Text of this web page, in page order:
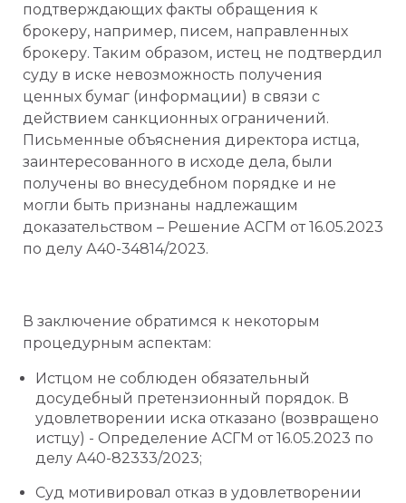
подтверждающих факты обращения к
брокеру, например, писем, направленных
брокеру. Таким образом, истец не подтвердил
суду в иске невозможность получения
ценных бумаг (информации) в связи с
действием санкционных ограничений.
Письменные объяснения директора истца,
заинтересованного в исходе дела, были
получены во внесудебном порядке и не
могли быть признаны надлежащим
доказательством – Решение АСГМ от 16.05.2023
по делу А40-34814/2023.
В заключение обратимся к некоторым
процедурным аспектам:
Истцом не соблюден обязательный
досудебный претензионный порядок. В
удовлетворении иска отказано (возвращено
истцу) - Определение АСГМ от 16.05.2023 по
делу А40-82333/2023;
Суд мотивировал отказ в удовлетворении